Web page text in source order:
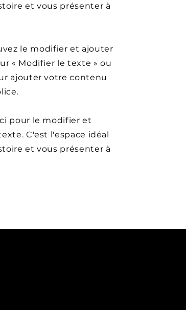
et vous présenter à
le modifier et ajouter
« Modifier le texte » ou
ajouter votre contenu
pour le modifier et
C'est l'espace idéal
et vous présenter à